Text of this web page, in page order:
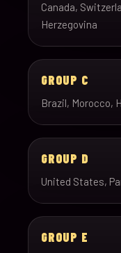
Canada,
Herzegovina
GROUP C
Brazil, Morocco,
GROUP D
United States,
GROUP E